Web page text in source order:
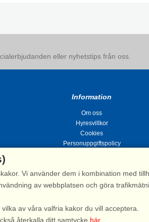
eller nyhetstips från oss.
Information
Om oss
Hyresvillkor
Cookies
Personuppgiftspolicy
Stugsommar |
*) Fullständigt
Vi använder dem i kombination med
av webbplatsen och göra
av våra valfria kakor du vill acceptera.
återkalla ditt samtycke här.